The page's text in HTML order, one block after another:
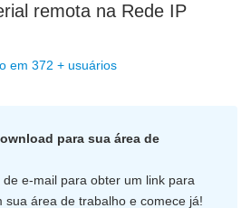
remota na Rede IP
em 372 + usuários
para sua área de
e-mail para obter um link para
sua área de trabalho e comece já!